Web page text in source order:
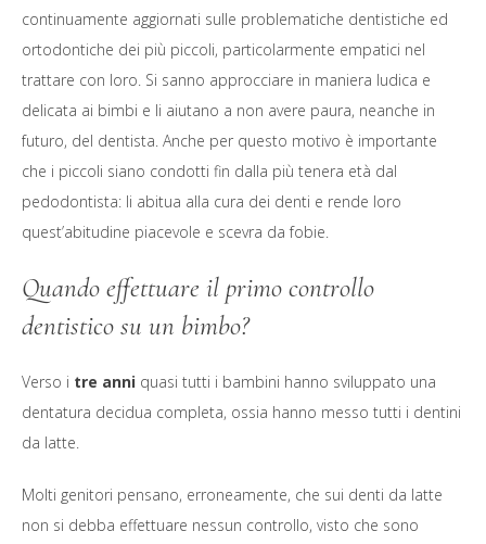
continuamente aggiornati sulle problematiche dentistiche ed
ortodontiche dei più piccoli, particolarmente empatici nel
trattare con loro. Si sanno approcciare in maniera ludica e
delicata ai bimbi e li aiutano a non avere paura, neanche in
futuro, del dentista. Anche per questo motivo è importante
che i piccoli siano condotti fin dalla più tenera età dal
pedodontista: li abitua alla cura dei denti e rende loro
quest’abitudine piacevole e scevra da fobie.
Quando effettuare il primo controllo
dentistico su un bimbo?
Verso i tre anni quasi tutti i bambini hanno sviluppato una
dentatura decidua completa, ossia hanno messo tutti i dentini
da latte.
Molti genitori pensano, erroneamente, che sui denti da latte
non si debba effettuare nessun controllo, visto che sono